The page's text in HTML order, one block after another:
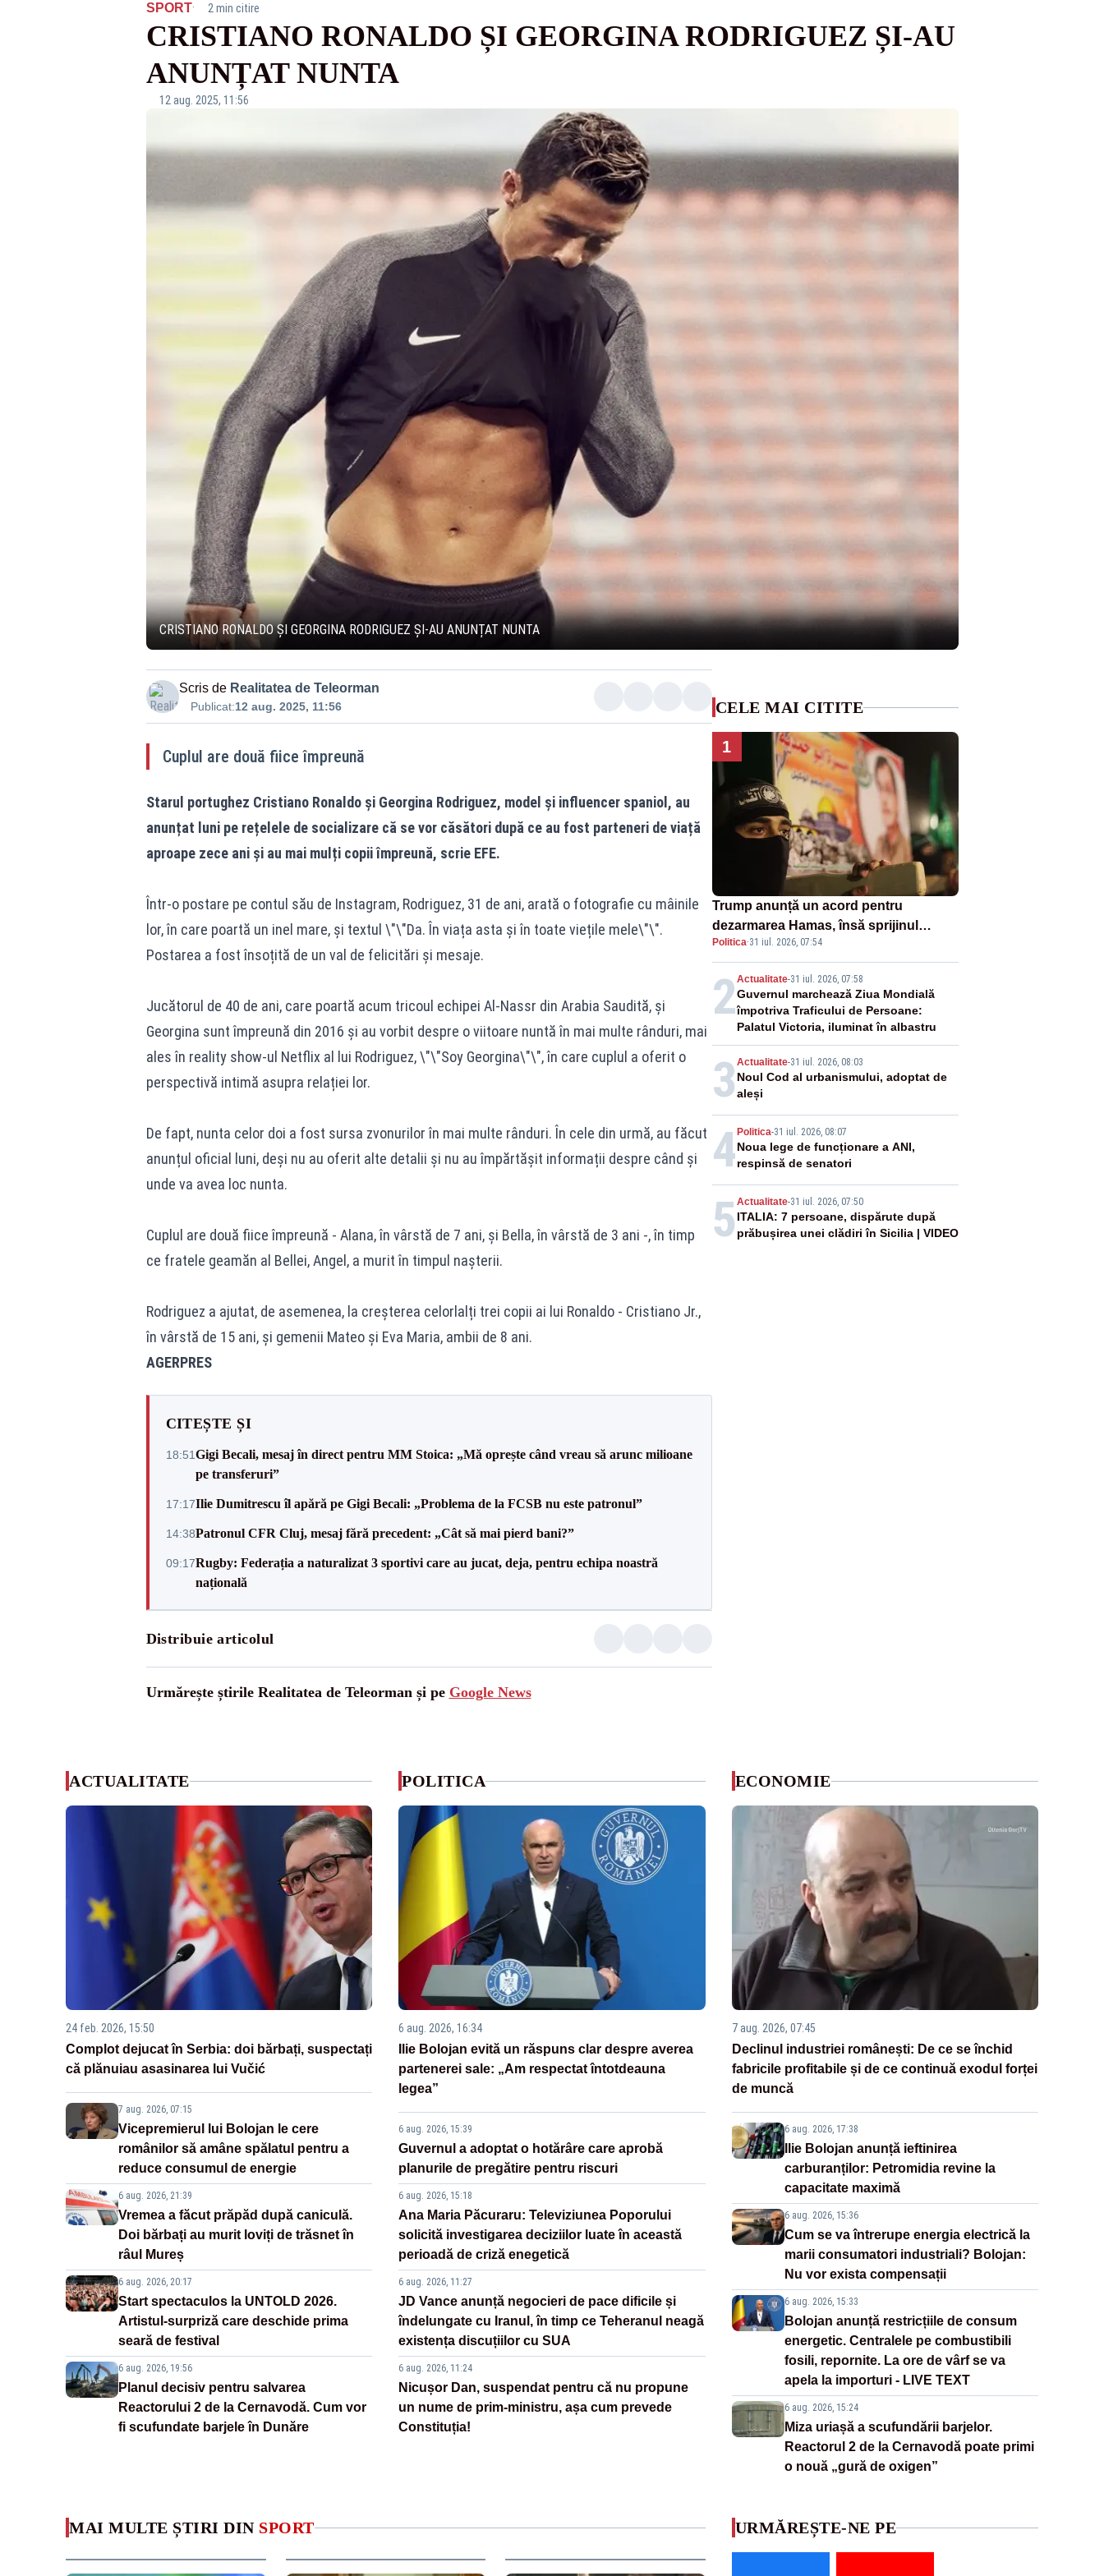
SPORT· 2 min citire
CRISTIANO RONALDO ȘI GEORGINA RODRIGUEZ ȘI-AU
ANUNȚAT NUNTA
12 aug. 2025, 11:56
CRISTIANO RONALDO ȘI GEORGINA RODRIGUEZ ȘI-AU ANUNȚAT NUNTA
Scris de Realitatea de Teleorman
Publicat:12 aug. 2025, 11:56
Cuplul are două fiice împreună
Starul portughez Cristiano Ronaldo și Georgina Rodriguez, model și influencer spaniol, au
anunțat luni pe rețelele de socializare că se vor căsători după ce au fost parteneri de viață
aproape zece ani și au mai mulți copii împreună, scrie EFE.
Într-o postare pe contul său de Instagram, Rodriguez, 31 de ani, arată o fotografie cu mâinile
lor, în care poartă un inel mare, și textul \"\"Da. În viața asta și în toate viețile mele\"\".
Postarea a fost însoțită de un val de felicitări și mesaje.
Jucătorul de 40 de ani, care poartă acum tricoul echipei Al-Nassr din Arabia Saudită, și
Georgina sunt împreună din 2016 și au vorbit despre o viitoare nuntă în mai multe rânduri, mai
ales în reality show-ul Netflix al lui Rodriguez, \"\"Soy Georgina\"\", în care cuplul a oferit o
perspectivă intimă asupra relației lor.
De fapt, nunta celor doi a fost sursa zvonurilor în mai multe rânduri. În cele din urmă, au făcut
anunțul oficial luni, deși nu au oferit alte detalii și nu au împărtășit informații despre când și
unde va avea loc nunta.
Cuplul are două fiice împreună - Alana, în vârstă de 7 ani, și Bella, în vârstă de 3 ani -, în timp
ce fratele geamăn al Bellei, Angel, a murit în timpul nașterii.
Rodriguez a ajutat, de asemenea, la creșterea celorlalți trei copii ai lui Ronaldo - Cristiano Jr.,
în vârstă de 15 ani, și gemenii Mateo și Eva Maria, ambii de 8 ani.
AGERPRES
CITEȘTE ȘI
18:51Gigi Becali, mesaj în direct pentru MM Stoica: „Mă oprește când vreau să arunc milioane
pe transferuri”
17:17Ilie Dumitrescu îl apără pe Gigi Becali: „Problema de la FCSB nu este patronul”
14:38Patronul CFR Cluj, mesaj fără precedent: „Cât să mai pierd bani?”
09:17Rugby: Federația a naturalizat 3 sportivi care au jucat, deja, pentru echipa noastră
națională
Distribuie articolul
Urmărește știrile Realitatea de Teleorman și pe Google News
CELE MAI CITITE
1
Trump anunță un acord pentru
dezarmarea Hamas, însă sprijinul
Israelului rămâne incert
Politica·31 iul. 2026, 07:54
2Actualitate-31 iul. 2026, 07:58
Guvernul marchează Ziua Mondială
împotriva Traficului de Persoane:
Palatul Victoria, iluminat în albastru
3 Actualitate-31 iul. 2026, 08:03
Noul Cod al urbanismului, adoptat de
aleși
4 Politica-31 iul. 2026, 08:07
Noua lege de funcționare a ANI,
respinsă de senatori
5 Actualitate-31 iul. 2026, 07:50
ITALIA: 7 persoane, dispărute după
prăbușirea unei clădiri în Sicilia | VIDEO
ACTUALITATE
24 feb. 2026, 15:50
Complot dejucat în Serbia: doi bărbați, suspectați
că plănuiau asasinarea lui Vučić
7 aug. 2026, 07:15
Vicepremierul lui Bolojan le cere
românilor să amâne spălatul pentru a
reduce consumul de energie
6 aug. 2026, 21:39
Vremea a făcut prăpăd după caniculă.
Doi bărbați au murit loviți de trăsnet în
râul Mureș
6 aug. 2026, 20:17
Start spectaculos la UNTOLD 2026.
Artistul-surpriză care deschide prima
seară de festival
6 aug. 2026, 19:56
Planul decisiv pentru salvarea
Reactorului 2 de la Cernavodă. Cum vor
fi scufundate barjele în Dunăre
POLITICA
6 aug. 2026, 16:34
Ilie Bolojan evită un răspuns clar despre averea
partenerei sale: „Am respectat întotdeauna
legea”
6 aug. 2026, 15:39
Guvernul a adoptat o hotărâre care aprobă
planurile de pregătire pentru riscuri
6 aug. 2026, 15:18
Ana Maria Păcuraru: Televiziunea Poporului
solicită investigarea deciziilor luate în această
perioadă de criză enegetică
6 aug. 2026, 11:27
JD Vance anunță negocieri de pace dificile și
îndelungate cu Iranul, în timp ce Teheranul neagă
existența discuțiilor cu SUA
6 aug. 2026, 11:24
Nicușor Dan, suspendat pentru că nu propune
un nume de prim-ministru, așa cum prevede
Constituția!
ECONOMIE
7 aug. 2026, 07:45
Declinul industriei românești: De ce se închid
fabricile profitabile și de ce continuă exodul forței
de muncă
6 aug. 2026, 17:38
Ilie Bolojan anunță ieftinirea
carburanților: Petromidia revine la
capacitate maximă
6 aug. 2026, 15:36
Cum se va întrerupe energia electrică la
marii consumatori industriali? Bolojan:
Nu vor exista compensații
6 aug. 2026, 15:33
Bolojan anunță restricțiile de consum
energetic. Centralele pe combustibili
fosili, repornite. La ore de vârf se va
apela la importuri - LIVE TEXT
6 aug. 2026, 15:24
Miza uriașă a scufundării barjelor.
Reactorul 2 de la Cernavodă poate primi
o nouă „gură de oxigen”
MAI MULTE ȘTIRI DIN SPORT URMĂREȘTE-NE PE